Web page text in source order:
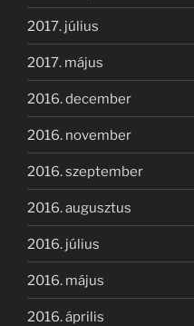
2017. július
2017. május
2016. december
2016. november
2016. szeptember
2016. augusztus
2016. július
2016. május
2016. április